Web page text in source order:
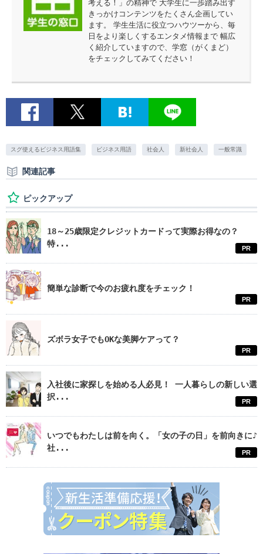
考える！」の精神で 大学生に一歩踏み出す
きっかけコンテンツをたくさん企画してい
ます。 学生生活に役立つハウツーから、毎
日をより楽しくするエンタメ情報まで 幅広
く紹介していますので、学窓（がくまど）
をチェックしてみてください！
スグ使えるビジネス用語集 ビジネス用語 社会人 新社会人 一般常識
関連記事
ピックアップ
18～25歳限定クレジットカードって実際お得なの？
特...
PR
簡単な診断で今のお疲れ度をチェック！
PR
ズボラ女子でもOKな美脚ケアって？
PR
入社後に家探しを始める人必見！ 一人暮らしの新しい選
択...
PR
いつでもわたしは前を向く。「女の子の日」を前向きに♪
社...
PR